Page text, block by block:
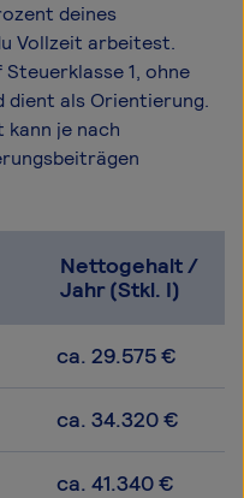
deines
Vollzeit arbeitest.
1, ohne
dient als Orientierung.
je nach
Nettogehalt /
Jahr (Stkl. I)
ca. 29.575 €
ca. 34.320 €
ca. 41.340 €